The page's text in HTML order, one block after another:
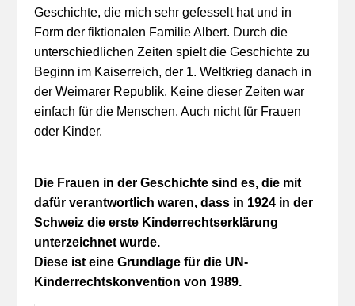
Geschichte, die mich sehr gefesselt hat und in
Form der fiktionalen Familie Albert. Durch die
unterschiedlichen Zeiten spielt die Geschichte zu
Beginn im Kaiserreich, der 1. Weltkrieg danach in
der Weimarer Republik. Keine dieser Zeiten war
einfach für die Menschen. Auch nicht für Frauen
oder Kinder.
Die Frauen in der Geschichte sind es, die mit
dafür verantwortlich waren, dass in 1924 in der
Schweiz die erste Kinderrechtserklärung
unterzeichnet wurde.
Diese ist eine Grundlage für die UN-
Kinderrechtskonvention von 1989.